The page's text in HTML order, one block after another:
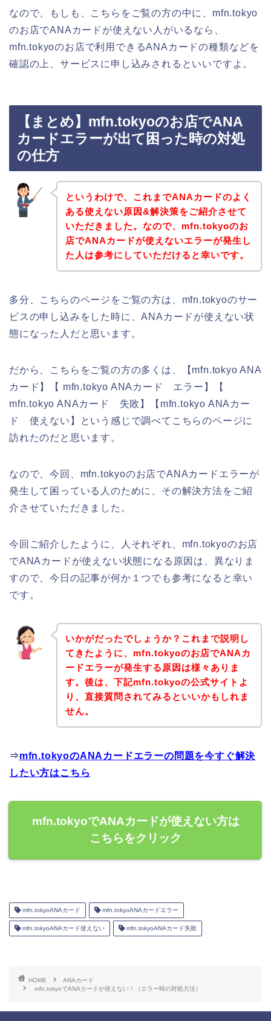
なので、もしも、こちらをご覧の方の中に、mfn.tokyo
のお店でANAカードが使えない人がいるなら、
mfn.tokyoのお店で利用できるANAカードの種類などを
確認の上、サービスに申し込みされるといいですよ。
【まとめ】mfn.tokyoのお店でANA
カードエラーが出て困った時の対処
の仕方
というわけで、これまでANAカードのよく
ある使えない原因&解決策をご紹介させて
いただきました。なので、mfn.tokyoのお
店でANAカードが使えないエラーが発生し
た人は参考にしていただけると幸いです。
多分、こちらのページをご覧の方は、mfn.tokyoのサー
ビスの申し込みをした時に、ANAカードが使えない状
態になった人だと思います。
だから、こちらをご覧の方の多くは、【mfn.tokyo ANA
カード】【 mfn.tokyo ANAカード エラー】【
mfn.tokyo ANAカード 失敗】【mfn.tokyo ANAカー
ド 使えない】という感じで調べてこちらのページに
訪れたのだと思います。
なので、今回、mfn.tokyoのお店でANAカードエラーが
発生して困っている人のために、その解決方法をご紹
介させていただきました。
今回ご紹介したように、人それぞれ、mfn.tokyoのお店
でANAカードが使えない状態になる原因は、異なりま
すので、今日の記事が何か１つでも参考になると幸い
です。
いかがだったでしょうか？これまで説明し
てきたように、mfn.tokyoのお店でANAカ
ードエラーが発生する原因は様々ありま
す。後は、下記mfn.tokyoの公式サイトよ
り、直接質問されてみるといいかもしれま
せん。
⇒mfn.tokyoのANAカードエラーの問題を今すぐ解決
したい方はこちら
mfn.tokyoでANAカードが使えない方は
こちらをクリック
mfn.tokyoANAカード mfn.tokyoANAカードエラー
mfn.tokyoANAカード使えない mfn.tokyoANAカード失敗
HOME
ANAカード
mfn.tokyoでANAカードが使えない！（エラー時の対処方法）